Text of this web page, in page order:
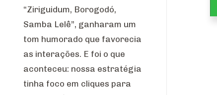
“Ziriguidum, Borogodó,
Samba Lelê”, ganharam um
tom humorado que favorecia
as interações. E foi o que
aconteceu: nossa estratégia
tinha foco em cliques para